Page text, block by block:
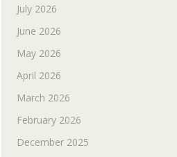
July 2026
June 2026
May 2026
April 2026
March 2026
February 2026
December 2025